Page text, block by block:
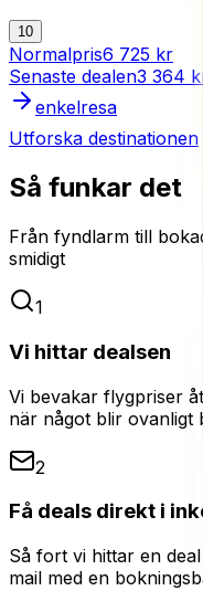
10
Normalpris6 725 kr
Senaste dealen3 364
enkelresa
Utforska destinationen
Så funkar det
Från fyndlarm till
smidigt
1
Vi hittar dealsen
Vi bevakar flygpriser
när något blir ovanligt
2
Få deals direkt i
Så fort vi hittar en
mail med en